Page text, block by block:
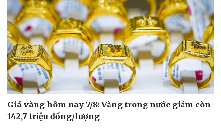
Giá vàng hôm nay 7/8: Vàng trong nước giảm còn
142,7 triệu đồng/lượng